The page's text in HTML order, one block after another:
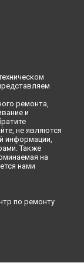
ремонта,
и
не являются
информации,
Также
на
нами
по ремонту